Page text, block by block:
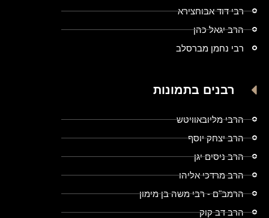
רבי דוד אבוחצירא
הרב יגאל כהן
רבי נחמן מברסלב
רבנים בתמונות
הרבי מליובאוויטש
הרב יצחק יוסף
הרב ניסים יגן
הרב מרדכי אליהו
הרמב"ם - רבי משה בן מימון
הרב דב קוק